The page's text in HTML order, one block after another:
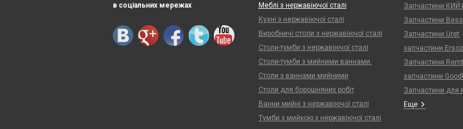
в соціальних мережах
Меблі з нержавіючої сталі
Кухні з нержавіючої сталі
Виробничі столи з нержавіючої сталі
Столи-тумби з нержавіючої сталі
Столи-тумби з мийними ваннами.
Столи з ваннами мийними
Столи для борошняних робіт
Ванни мийні з нержавіючої сталі
Тумби з мийкою з нержавіючої сталі
Запчастини
Запчастини
Запчастини Uret
запчастини Ersoz
Запчастини
запчастини
Запчастини для
Еще